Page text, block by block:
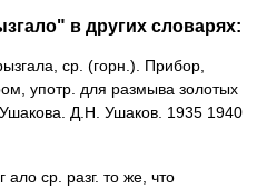
в других словарях:
ср. (горн.). Прибор,
употр. для размыва золотых
Д.Н. Ушаков. 1935 1940
ср. разг. то же, что